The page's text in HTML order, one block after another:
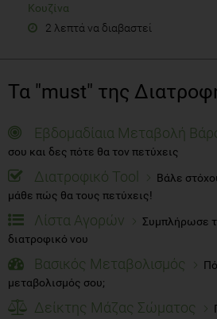
Κουζίνα
2 λεπτά να διαβαστεί
Τα "must" της
Εβδομαδίαια Μεταβολή
σου και δες πότε θα τον πετύχεις
Διατροφικό Tool
Βάλε
μάθε πώς θα τους πετύχεις!
Λίστα Αγορών
Συμπλήρωσε
διατροφικό νου
Βασικός Μεταβολισμός
μεταβολισμός σου;
Δείκτης Μάζας Σώματος